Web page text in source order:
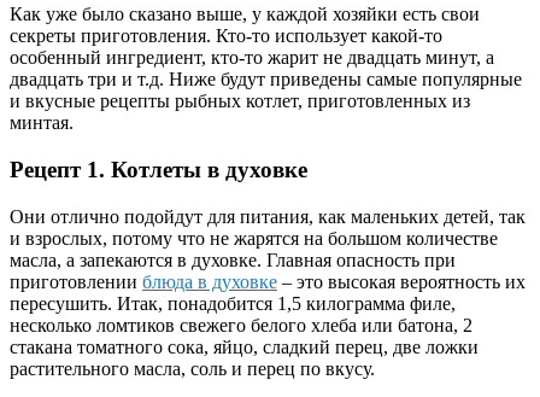
Как уже было сказано выше, у каждой хозяйки есть свои
секреты приготовления. Кто-то использует какой-то
особенный ингредиент, кто-то жарит не двадцать минут, а
двадцать три и т.д. Ниже будут приведены самые популярные
и вкусные рецепты рыбных котлет, приготовленных из
минтая.
Рецепт 1. Котлеты в духовке
Они отлично подойдут для питания, как маленьких детей, так
и взрослых, потому что не жарятся на большом количестве
масла, а запекаются в духовке. Главная опасность при
приготовлении блюда в духовке – это высокая вероятность их
пересушить. Итак, понадобится 1,5 килограмма филе,
несколько ломтиков свежего белого хлеба или батона, 2
стакана томатного сока, яйцо, сладкий перец, две ложки
растительного масла, соль и перец по вкусу.